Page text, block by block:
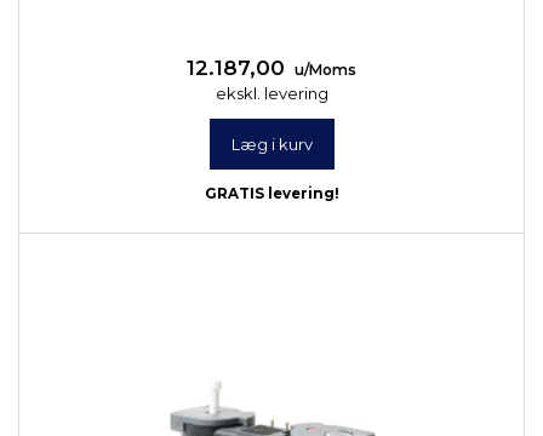
12.187,00 u/Moms
ekskl. levering
Læg i kurv
GRATIS levering!